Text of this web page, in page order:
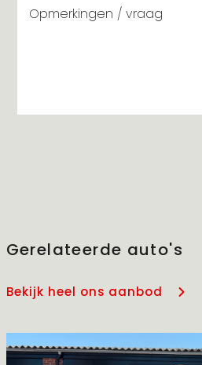
Gerelateerde auto's
Bekijk heel ons aanbod